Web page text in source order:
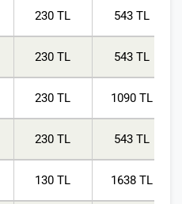
230 TL 543 TL
230 TL 543 TL
230 TL 1090 TL
230 TL 543 TL
130 TL 1638 TL